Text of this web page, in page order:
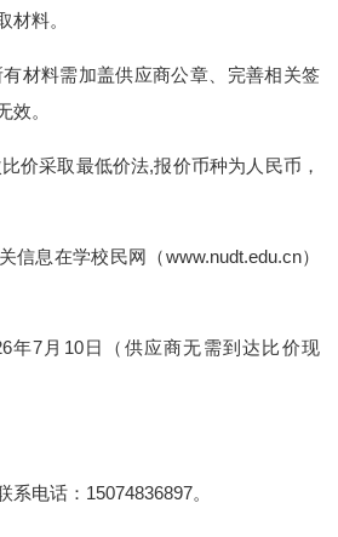
材料。
有材料需加盖供应商公章、完善相关签
效。
价采取最低价法,报价币种为人民币，
信息在学校民网（www.nudt.edu.cn）
年7月10日（供应商无需到达比价现
电话：15074836897。